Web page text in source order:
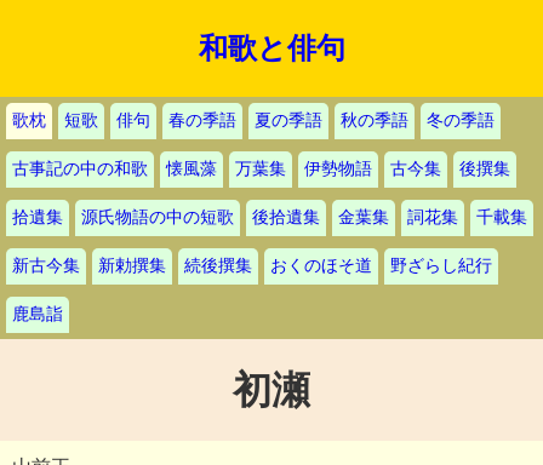
和歌と俳句
歌枕 短歌 俳句 春の季語 夏の季語 秋の季語 冬の季語
古事記の中の和歌 懐風藻 万葉集 伊勢物語 古今集 後撰集
拾遺集 源氏物語の中の短歌 後拾遺集 金葉集 詞花集 千載集
新古今集 新勅撰集 続後撰集 おくのほそ道 野ざらし紀行
鹿島詣
初瀬